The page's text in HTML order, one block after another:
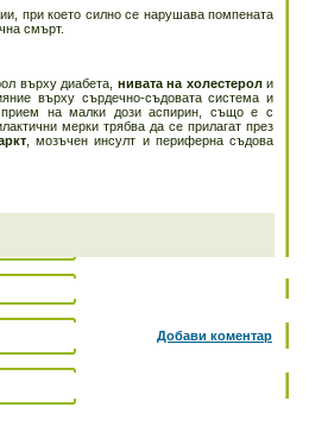
при което силно се нарушава помпената
смърт.
върху диабета, нивата на холестероли
върху сърдечно-съдовата система и
прием на малки дози аспирин, също е с
мерки трябва да се прилагат през
, мозъчен инсулт и периферна съдова
Добави коментар